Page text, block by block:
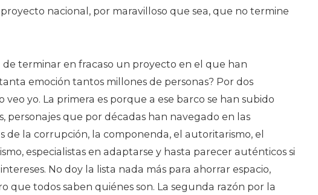
nacional, por maravilloso que sea, que no termine
terminar en fracaso un proyecto en el que han
emoción tantos millones de personas? Por dos
veo yo. La primera es porque a ese barco se han subido
personajes que por décadas han navegado en las
de la corrupción, la componenda, el autoritarismo, el
especialistas en adaptarse y hasta parecer auténticos si
No doy la lista nada más para ahorrar espacio,
que todos saben quiénes son. La segunda razón por la